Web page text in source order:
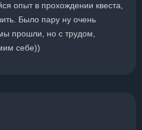
опыт в прохождении квеста,
Было пару ну очень
прошли, но с трудом,
себе))